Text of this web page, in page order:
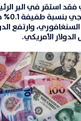
فقد استقر في البر
ارتفع
وارتفع